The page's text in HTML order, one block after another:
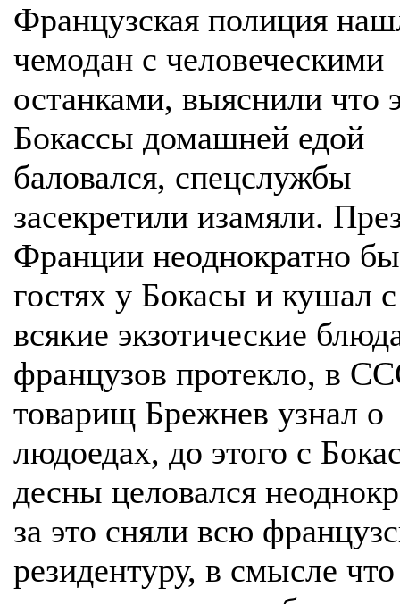
Французская полиция
чемодан с человеческими
останками, выяснили что
Бокассы домашней едой
баловался, спецслужбы
засекретили изамяли.
Франции неоднократно
гостях у Бокасы и кушал
всякие экзотические
французов протекло, в
товарищ Брежнев узнал о
людоедах, до этого с
десны целовался
за это сняли всю
резидентуру, в смысле